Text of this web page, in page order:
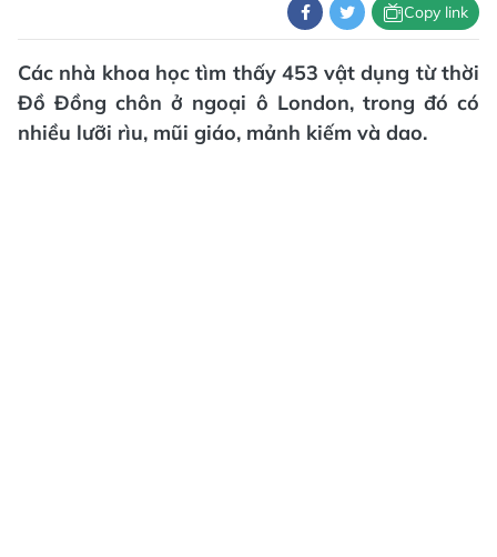
Copy link
Các nhà khoa học tìm thấy 453 vật dụng từ thời
Đồ Đồng chôn ở ngoại ô London, trong đó có
nhiều lưỡi rìu, mũi giáo, mảnh kiếm và dao.